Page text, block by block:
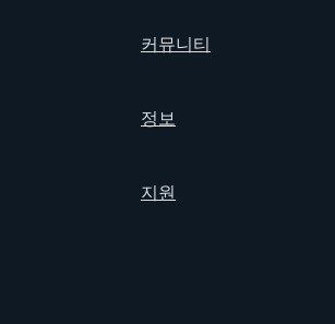
커뮤니티
정보
지원